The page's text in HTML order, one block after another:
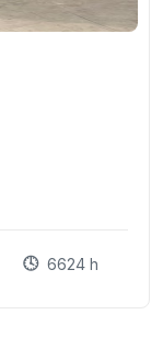
6624 h